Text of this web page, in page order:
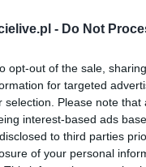
- Do Not
opt-out of the sale,
for targeted
selection. Please note
interest-based ads
to third parties
of your personal
futbolu
głównie jako
, którego
to nie tylko prestiż,